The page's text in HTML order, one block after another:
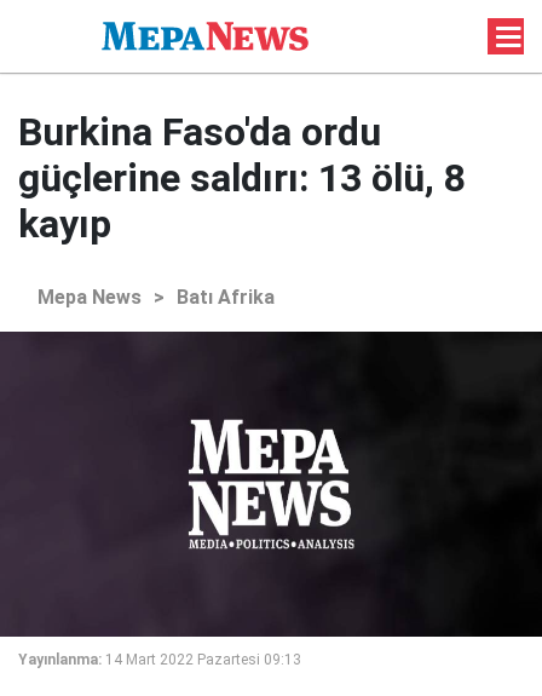
Burkina Faso'da ordu
güçlerine saldırı: 13 ölü, 8
kayıp
Mepa News > Batı Afrika
Yayınlanma: 14 Mart 2022 Pazartesi 09:13